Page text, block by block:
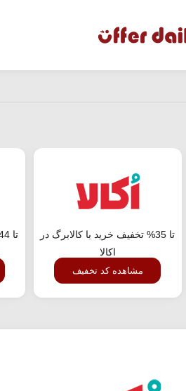
تا 35% تخفیف خرید با کالابرگ در
اکالا
مشاهده کد تخفیف